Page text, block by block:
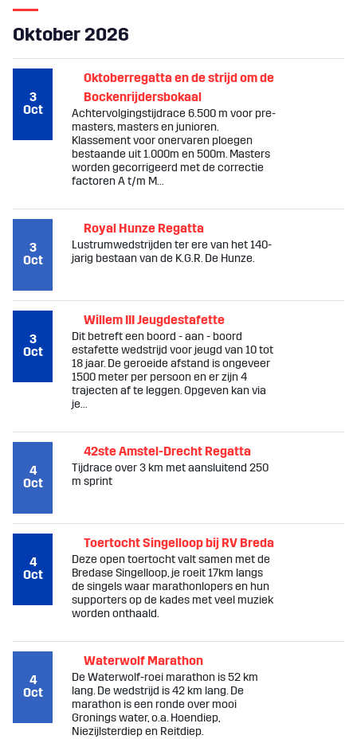
Oktober 2026
3
Oct
Oktoberregatta en de strijd om de
Bockenrijdersbokaal
Achtervolgingstijdrace 6.500 m voor pre-
masters, masters en junioren.
Klassement voor onervaren ploegen
bestaande uit 1.000m en 500m. Masters
worden gecorrigeerd met de correctie
factoren A t/m M...
3
Oct
Royal Hunze Regatta
Lustrumwedstrijden ter ere van het 140-
jarig bestaan van de K.G.R. De Hunze.
3
Oct
Willem III Jeugdestafette
Dit betreft een boord - aan - boord
estafette wedstrijd voor jeugd van 10 tot
18 jaar. De geroeide afstand is ongeveer
1500 meter per persoon en er zijn 4
trajecten af te leggen. Opgeven kan via
je...
4
Oct
42ste Amstel-Drecht Regatta
Tijdrace over 3 km met aansluitend 250
m sprint
4
Oct
Toertocht Singelloop bij RV Breda
Deze open toertocht valt samen met de
Bredase Singelloop, je roeit 17km langs
de singels waar marathonlopers en hun
supporters op de kades met veel muziek
worden onthaald.
4
Oct
Waterwolf Marathon
De Waterwolf-roei marathon is 52 km
lang. De wedstrijd is 42 km lang. De
marathon is een ronde over mooi
Gronings water, o.a. Hoendiep,
Niezijlsterdiep en Reitdiep.